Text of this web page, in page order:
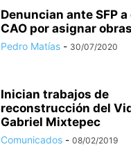
Denuncian ante SFP
CAO por asignar
Pedro Matías - 30/07/2020
Inician trabajos de
reconstrucción del
Gabriel Mixtepec
Comunicados - 08/02/2019